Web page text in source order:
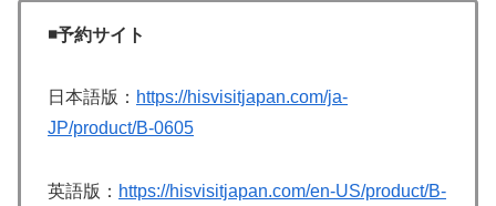
◾️予約サイト
日本語版： https://hisvisitjapan.com/ja-
JP/product/B-0605
英語版： https://hisvisitjapan.com/en-US/product/B-